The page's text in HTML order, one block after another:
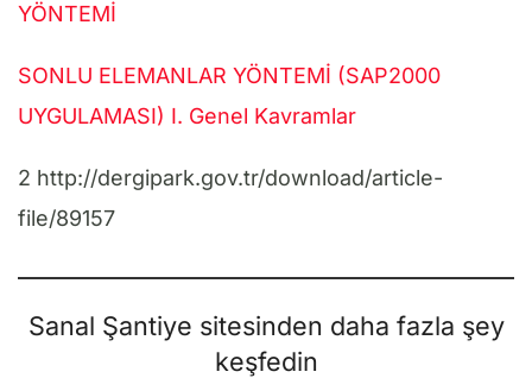
YÖNTEMİ
SONLU ELEMANLAR YÖNTEMİ (SAP2000
UYGULAMASI) I. Genel Kavramlar
2 http://dergipark.gov.tr/download/article-
file/89157
Sanal Şantiye sitesinden daha fazla şey
keşfedin